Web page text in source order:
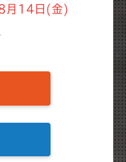
月14日(金)